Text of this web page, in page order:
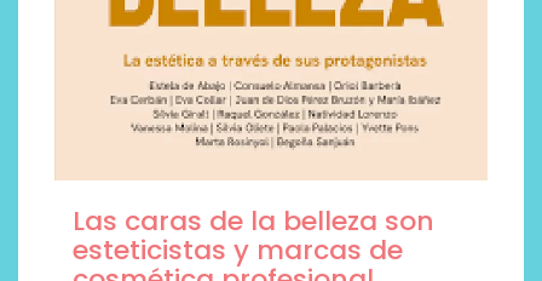
Las caras de la belleza son
esteticistas y marcas de